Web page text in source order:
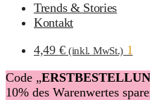
Trends & Stories
Kontakt
4,49 € (inkl. MwSt.) 1
Code „
10% des Warenwertes